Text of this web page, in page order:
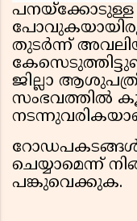
പനയ്ക്കോടുള്ള
തുടർന്ന്
ജില്ലാ ആശുപത്രി
സംഭവത്തിൽ
ചെയ്യാമെന്ന്
പങ്കുവെക്കുക.